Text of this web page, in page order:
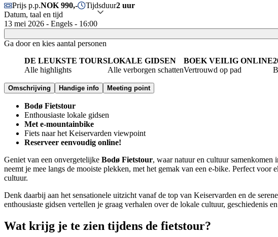
Prijs p.p.NOK 990,- Tijdsduur2 uur
Datum, taal en tijd
13 mei 2026 - Engels - 16:00
Ga door en kies aantal personen
DE LEUKSTE TOURS
Alle highlights
LOKALE GIDSEN
Alle verborgen schatten
BOEK VEILIG ONLINE
Vertrouwd op pad
Omschrijving Handige info Meeting point
Bodø Fietstour
Enthousiaste lokale gidsen
Met e-mountainbike
Fiets naar het Keiservarden viewpoint
Reserveer eenvoudig online!
Geniet van een onvergetelijke Bodø Fietstour, waar natuur en cultuur samenkomen
neemt je mee langs de mooiste plekken, met het gemak van een e-bike. Perfect
cultuur.
Denk daarbij aan het sensationele uitzicht vanaf de top van Keiservarden en de
enthousiaste gidsen vertellen je graag verhalen over de lokale cultuur, geschiedenis
Wat krijg je te zien tijdens de fietstour?